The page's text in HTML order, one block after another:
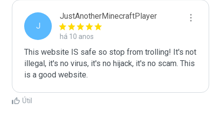
J
JustAnotherMinecraftPlayer
há 10 anos
This website IS safe so stop from trolling! It's not
illegal, it's no virus, it's no hijack, it's no scam. This
is a good website.
Útil